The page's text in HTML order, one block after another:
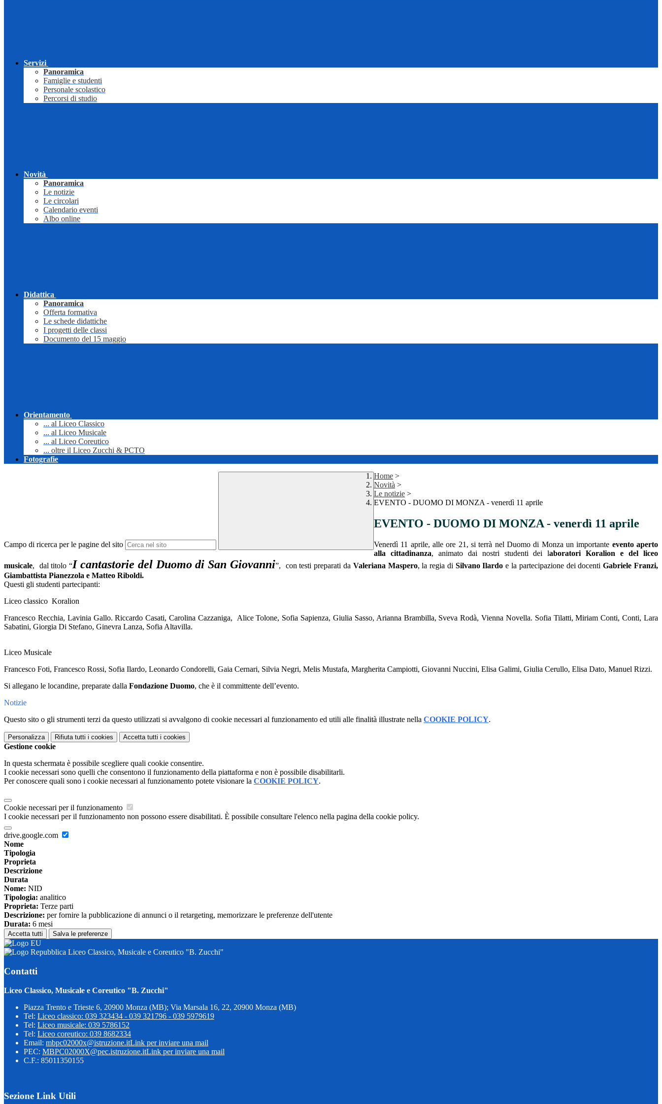
Servizi
Panoramica
Famiglie e studenti
Personale scolastico
Percorsi di studio
Novità
Panoramica
Le notizie
Le circolari
Calendario eventi
Albo online
Didattica
Panoramica
Offerta formativa
Le schede didattiche
I progetti delle classi
Documento del 15 maggio
Orientamento
... al Liceo Classico
... al Liceo Musicale
... al Liceo Coreutico
... oltre il Liceo Zucchi & PCTO
Fotografie
Campo di ricerca per le pagine del sito
Home >
Novità >
Le notizie >
EVENTO - DUOMO DI MONZA - venerdì 11 aprile
EVENTO - DUOMO DI MONZA - venerdì 11 aprile
Venerdì 11 aprile, alle ore 21, si terrà nel Duomo di Monza un importante evento aperto
alla cittadinanza, animato dai nostri studenti dei laboratori Koralion e del liceo
musicale, dal titolo “I cantastorie del Duomo di San Giovanni”, con testi preparati da Valeriana Maspero, la regia di Silvano Ilardo e la partecipazione dei docentiGabriele Franzi,
Giambattista Pianezzola e Matteo Riboldi.
Questi gli studenti partecipanti:
Liceo classico Koralion
Francesco Recchia, Lavinia Gallo. Riccardo Casati, Carolina Cazzaniga, Alice Tolone, Sofia Sapienza, Giulia Sasso, Arianna Brambilla, Sveva Rodà, Vienna Novella. Sofia Tilatti, Miriam Conti, Conti, Lara
Sabatini, Giorgia Di Stefano, Ginevra Lanza, Sofia Altavilla.
Liceo Musicale
Francesco Foti, Francesco Rossi, Sofia Ilardo, Leonardo Condorelli, Gaia Cernari, Silvia Negri, Melis Mustafa, Margherita Campiotti, Giovanni Nuccini, Elisa Galimi, Giulia Cerullo, Elisa Dato, Manuel Rizzi.
Si allegano le locandine, preparate dalla Fondazione Duomo, che è il committente dell’evento.
Notizie
Questo sito o gli strumenti terzi da questo utilizzati si avvalgono di cookie necessari al funzionamento ed utili alle finalità illustrate nella COOKIE POLICY.
Personalizza Rifiuta tutti i cookies Accetta tutti i cookies
Gestione cookie
In questa schermata è possibile scegliere quali cookie consentire.
I cookie necessari sono quelli che consentono il funzionamento della piattaforma e non è possibile disabilitarli.
Per conoscere quali sono i cookie necessari al funzionamento potete visionare la COOKIE POLICY.
Cookie necessari per il funzionamento
I cookie necessari per il funzionamento non possono essere disabilitati. È possibile consultare l'elenco nella pagina della cookie policy.
drive.google.com
Nome
Tipologia
Proprieta
Descrizione
Durata
Nome: NID
Tipologia: analitico
Proprieta: Terze parti
Descrizione: per fornire la pubblicazione di annunci o il retargeting, memorizzare le preferenze dell'utente
Durata: 6 mesi
Accetta tutti Salva le preferenze
Liceo Classico, Musicale e Coreutico "B. Zucchi"
Contatti
Liceo Classico, Musicale e Coreutico "B. Zucchi"
Piazza Trento e Trieste 6, 20900 Monza (MB); Via Marsala 16, 22, 20900 Monza (MB)
Tel: Liceo classico: 039 323434 - 039 321796 - 039 5979619
Tel: Liceo musicale: 039 5786152
Tel: Liceo coreutico: 039 8682334
Email: mbpc02000x@istruzione.itLink per inviare una mail
PEC: MBPC02000X@pec.istruzione.itLink per inviare una mail
C.F.: 85011350155
Sezione Link Utili